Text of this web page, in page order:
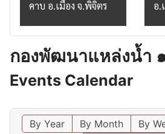
คาบ อ.เมือง จ.พิจิตร
อ.
กองพัฒนาแหล่งน้ำ
Events Calendar
By Year By Month By